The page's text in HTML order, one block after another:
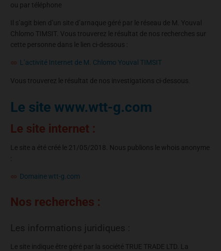
ou par téléphone
Il s’agit bien d’un site d’arnaque géré par le réseau de M. Youval
Chlomo TIMSIT. Vous trouverez le résultat de nos recherches sur
cette personne dans le lien ci-dessous :
L’activité Internet de M. Chlomo Youval TIMSIT
Vous trouverez le résultat de nos investigations ci-dessous.
Le site www.wtt-g.com
Le site internet :
Le site a été créé le 21/05/2018. Nous publions le whois anonyme
:
Domaine wtt-g.com
Nos recherches :
Les informations juridiques :
Le site indique être géré par la société TRUE TRADE LTD. La